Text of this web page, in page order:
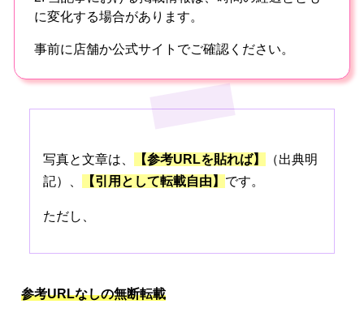
に変化する場合があります。
事前に店舗か公式サイトでご確認ください。
写真と文章は、 【参考URLを貼れば】
（出典明
記）、
【引用として転載自由】 です。
ただし、
参考URLなしの無断転載